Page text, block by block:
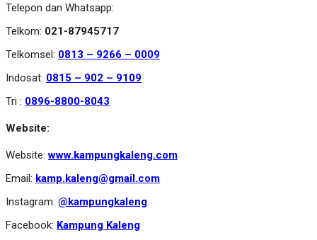
Telepon dan Whatsapp:
Telkom: 021-87945717
Telkomsel: 0813 – 9266 – 0009
Indosat: 0815 – 902 – 9109
Tri : 0896-8800-8043
Website:
Website:www.kampungkaleng.com
Email: kamp.kaleng@gmail.com
Instagram: @kampungkaleng
Facebook: Kampung Kaleng